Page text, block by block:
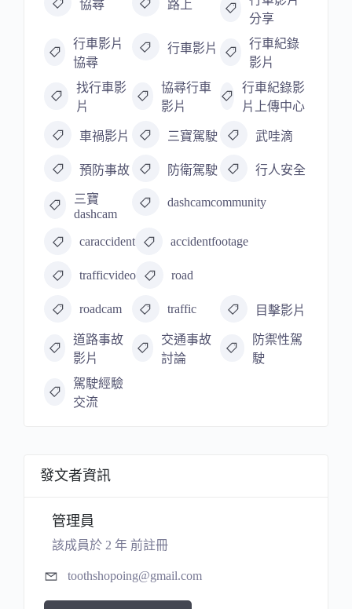
協尋 路上
分享
行車影片
協尋
行車影片
行車紀錄
影片
找行車影
片
協尋行車
影片
行車紀錄影
片上傳中心
車禍影片 三寶駕駛 武哇滴
預防事故 防衛駕駛 行人安全
三寶
dashcam
dashcamcommunity
caraccident accidentfootage
trafficvideo road
roadcam traffic 目擊影片
道路事故
影片
交通事故
討論
防禦性駕
駛
駕駛經驗
交流
發文者資訊
管理員
該成員於 2 年 前註冊
toothshopoing@gmail.com